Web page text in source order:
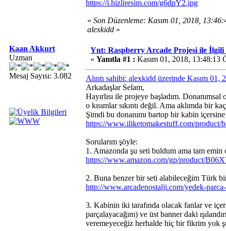
https://i.hizliresim.com/g6dpY2.jpg
« Son Düzenleme: Kasım 01, 2018,
alexkidd »
Kaan Akkurt
Uzman
Mesaj Sayısı: 3.082
Ynt: Raspberry Arcade Projesi ile İlgili
« Yanıtla #1 : Kasım 01, 2018, 13:48:13
Alıntı sahibi: alexkidd üzerinde Kasım 01,
Arkadaşlar Selam,
Hayırlısı ile projeye başladım.
o kısımlar sıkıntı değil. Ama aklımda bir
Şimdi bu donanımı bartop bir kabin
https://www.iliketomakestuff.com/product/
Sorularım şöyle:
1. Amazonda şu seti buldum ama tam
https://www.amazon.com/gp/product/
2. Buna benzer bir seti alabileceğim Türk
http://www.arcadenostalji.com/yedek-
3. Kabinin iki tarafında olacak fanlar ve
parçalayacağım) ve üst banner daki
veremeyeceğiz herhalde hiç bir fikrim yok